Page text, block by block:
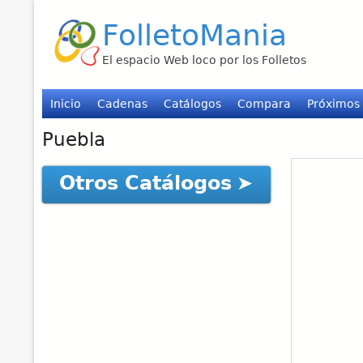
FolletoMania
El espacio Web loco por los Folletos
Inicio Cadenas Catálogos Compara Próximos
Puebla
Otros Catálogos